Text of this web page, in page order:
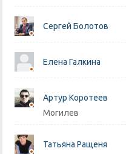
Сергей Болотов
Елена Галкина
Артур Коротеев
Могилев
Татьяна Ращеня